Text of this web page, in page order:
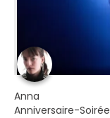
Anna
Anniversaire-Soirée